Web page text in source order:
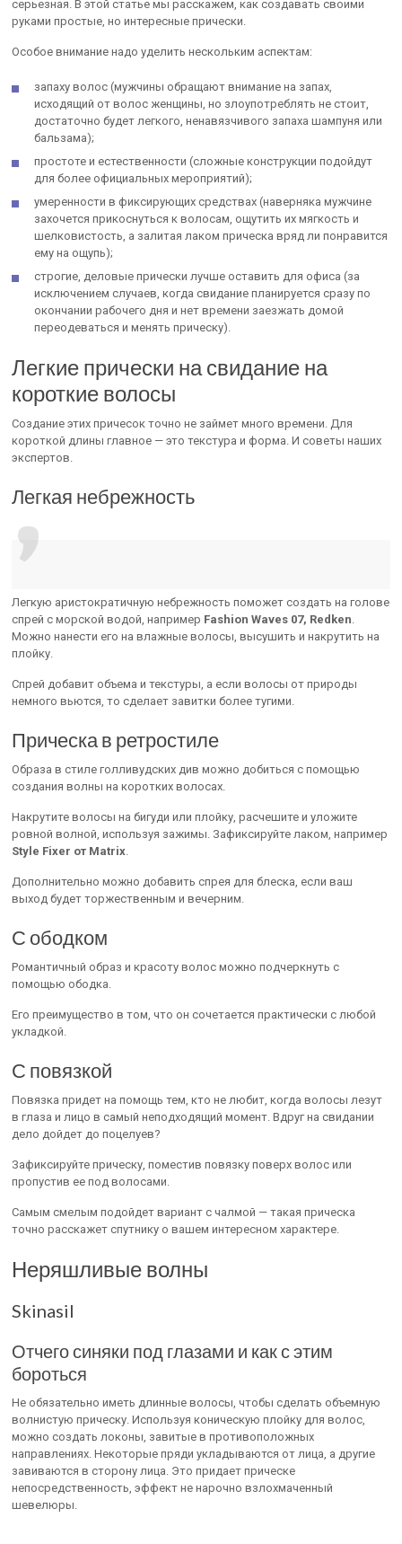
серьезная. В этой статье мы расскажем, как создавать своими
руками простые, но интересные прически.
Особое внимание надо уделить нескольким аспектам:
запаху волос (мужчины обращают внимание на запах,
исходящий от волос женщины, но злоупотреблять не стоит,
достаточно будет легкого, ненавязчивого запаха шампуня или
бальзама);
простоте и естественности (сложные конструкции подойдут
для более официальных мероприятий);
умеренности в фиксирующих средствах (наверняка мужчине
захочется прикоснуться к волосам, ощутить их мягкость и
шелковистость, а залитая лаком прическа вряд ли понравится
ему на ощупь);
строгие, деловые прически лучше оставить для офиса (за
исключением случаев, когда свидание планируется сразу по
окончании рабочего дня и нет времени заезжать домой
переодеваться и менять прическу).
Легкие прически на свидание на
короткие волосы
Создание этих причесок точно не займет много времени. Для
короткой длины главное — это текстура и форма. И советы наших
экспертов.
Легкая небрежность
Легкую аристократичную небрежность поможет создать на голове
спрей с морской водой, например Fashion Waves 07, Redken
Можно нанести его на влажные волосы, высушить и накрутить на
плойку.
Спрей добавит объема и текстуры, а если волосы от природы
немного вьются, то сделает завитки более тугими.
Прическа в ретростиле
Образа в стиле голливудских див можно добиться с помощью
создания волны на коротких волосах.
Накрутите волосы на бигуди или плойку, расчешите и уложите
ровной волной, используя зажимы. Зафиксируйте лаком, например
Style Fixer от Matrix
Дополнительно можно добавить спрея для блеска, если ваш
выход будет торжественным и вечерним.
С ободком
Романтичный образ и красоту волос можно подчеркнуть с
помощью ободка.
Его преимущество в том, что он сочетается практически с любой
укладкой.
С повязкой
Повязка придет на помощь тем, кто не любит, когда волосы лезут
в глаза и лицо в самый неподходящий момент. Вдруг на свидании
дело дойдет до поцелуев?
Зафиксируйте прическу, поместив повязку поверх волос или
пропустив ее под волосами.
Самым смелым подойдет вариант с чалмой — такая прическа
точно расскажет спутнику о вашем интересном характере.
Неряшливые волны
Skinasil
Отчего синяки под глазами и как с этим
бороться
Не обязательно иметь длинные волосы, чтобы сделать объемную
волнистую прическу. Используя коническую плойку для волос,
можно создать локоны, завитые в противоположных
направлениях. Некоторые пряди укладываются от лица, а другие
завиваются в сторону лица. Это придает прическе
непосредственность, эффект не нарочно взлохмаченный
шевелюры.